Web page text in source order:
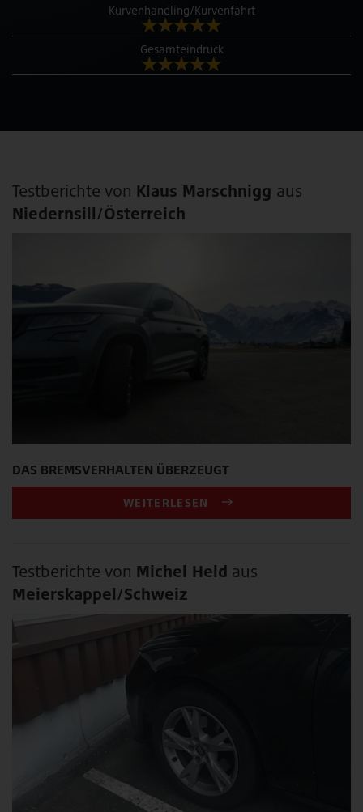
Kurvenhandling/Kurvenfahrt
Gesamteindruck
Testberichte von Klaus Marschnigg aus
Niedernsill/Österreich
DAS BREMSVERHALTEN ÜBERZEUGT
WEITERLESEN
Testberichte von Michel Held aus
Meierskappel/Schweiz